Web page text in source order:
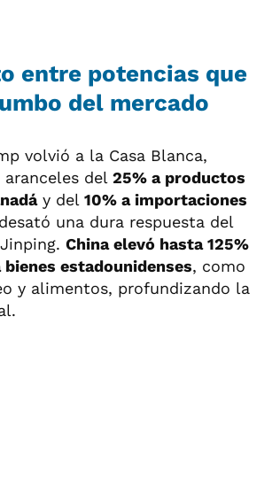
entre potencias que
del mercado
volvió a la Casa Blanca,
aranceles del 25% a productos
y del 10% a importaciones
una dura respuesta del
China elevó hasta 125%
estadounidenses, como
y alimentos, profundizando la